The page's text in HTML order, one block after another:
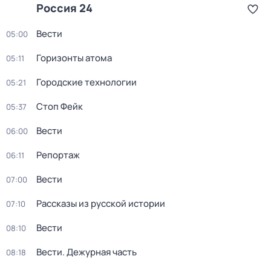
Россия 24
05:00 Вести
05:11 Горизонты атома
05:21 Городские технологии
05:37 Стоп Фейк
06:00 Вести
06:11 Репортаж
07:00 Вести
07:10 Рассказы из русской истории
08:10 Вести
08:18 Вести. Дежурная часть